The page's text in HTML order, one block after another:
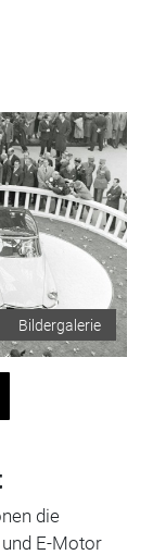
Bildergalerie
die
E-Motor